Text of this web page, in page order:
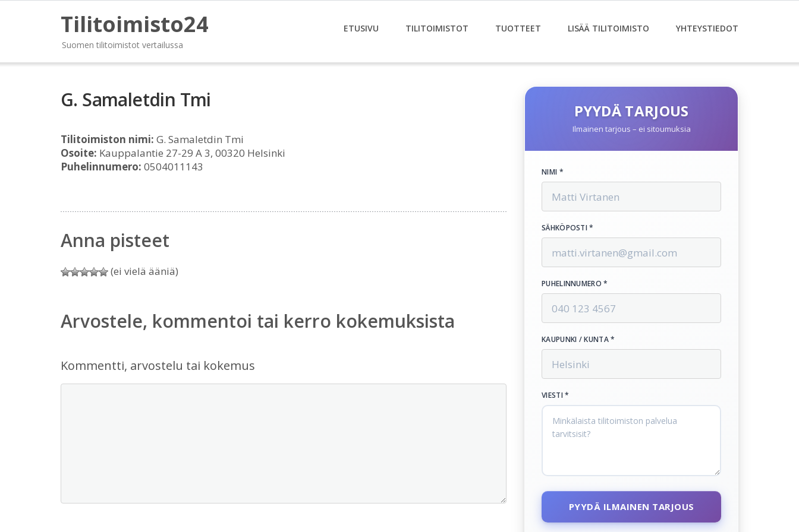
Tilitoimisto24
Suomen tilitoimistot vertailussa
ETUSIVU TILITOIMISTOT TUOTTEET LISÄÄ TILITOIMISTO YHTEYSTIEDOT
G. Samaletdin Tmi
Tilitoimiston nimi: G. Samaletdin Tmi
Osoite: Kauppalantie 27-29 A 3, 00320 Helsinki
Puhelinnumero: 0504011143
Anna pisteet
(ei vielä ääniä)
Arvostele, kommentoi tai kerro kokemuksista
Kommentti, arvostelu tai kokemus
PYYDÄ TARJOUS
Ilmainen tarjous – ei sitoumuksia
NIMI *
SÄHKÖPOSTI *
PUHELINNUMERO *
KAUPUNKI / KUNTA *
VIESTI *
PYYDÄ ILMAINEN TARJOUS